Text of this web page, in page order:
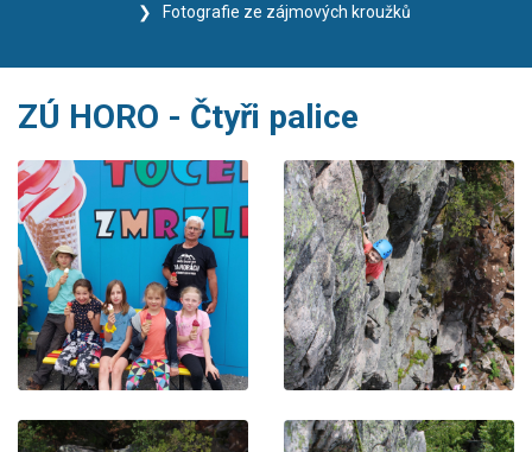
Fotografie ze zájmových kroužků
ZÚ HORO - Čtyři palice